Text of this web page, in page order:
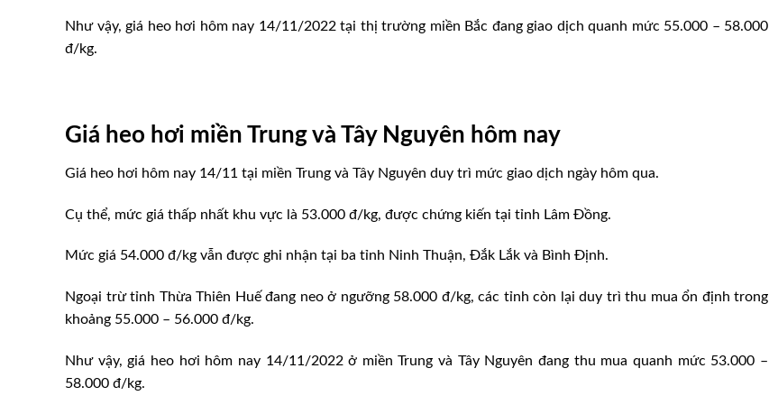
Như vậy, giá heo hơi hôm nay 14/11/2022 tại thị trường miền Bắc đang giao dịch quanh mức 55.000 – 58.000
đ/kg.
Giá heo hơi miền Trung và Tây Nguyên hôm nay
Giá heo hơi hôm nay 14/11 tại miền Trung và Tây Nguyên duy trì mức giao dịch ngày hôm qua.
Cụ thể, mức giá thấp nhất khu vực là 53.000 đ/kg, được chứng kiến tại tỉnh Lâm Đồng.
Mức giá 54.000 đ/kg vẫn được ghi nhận tại ba tỉnh Ninh Thuận, Đắk Lắk và Bình Định.
Ngoại trừ tỉnh Thừa Thiên Huế đang neo ở ngưỡng 58.000 đ/kg, các tỉnh còn lại duy trì thu mua ổn định trong
khoảng 55.000 – 56.000 đ/kg.
Như vậy, giá heo hơi hôm nay 14/11/2022 ở miền Trung và Tây Nguyên đang thu mua quanh mức 53.000 –
58.000 đ/kg.
tra 35 cơ sở
thị Bách Hóa